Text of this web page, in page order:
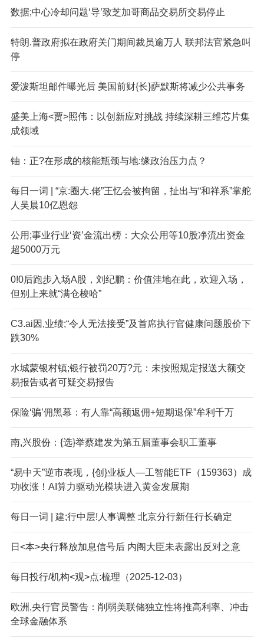
数据;中心冷却问题‘导’致芝加哥商品交易所交易停止
特朗.普政府拟在政府关门期间裁员逾万人 联邦法官紧急叫
停
爱泼斯坦邮件曝光后 美国前财{长}萨默斯将减少公共事务
盛美上海<贾>照伟：以创新应对挑战 持续深耕三维芯片集
成领域
铀：正?在形成的核能瓶颈与地:缘政治压力点？
每日一词 | “京:圈大.佬”王忆会被拘留，扯出与“和祥系”掌舵
人吴晨10亿恩怨
公用;事业行业‘资’金流出榜：大众公用等10股净流出资金
超5000万元
0!0后跑步入场A股，刘纪鹏：价值洼地在此，欢迎入场，
但别上来就“满仓梭哈”
C3.ai因,业绩;“令人无法接受”及首席执行官健康问题股价下
跌30%
水城蒙银村镇;银行被罚20万?元：未按照规定报送大额交
易报告或者可疑交易报告
保险‘骗’佣黑幕：有人靠“高额返佣+短期退保”牟利千万
南,兴股份：{选}举蔡建发为第五届董事会职工董事
“易中天”逆市表现，{创}业板人—工智能ETF（159363）成
功收涨！AI算力驱动光模块进入黄金发展期
每日一词 | 建;行中层!人事调整 北京分行新任行长确定
日<本>央行释放加息信号后 内阁大臣未表露出反对之意
每日投行/机构<观>点:梳理（2025-12-03）
欧洲,央行官员警告：削弱美联储独立性将推高利率、冲击
全球金融体系